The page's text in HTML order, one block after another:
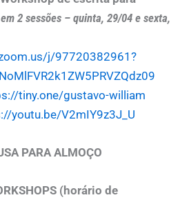
2 sessões – quinta, 29/04 e sexta,
j/97720382961?
tiny.one/gustavo-william
youtu.be/V2mIY9z3J_U
PARA ALMOÇO
(horário de